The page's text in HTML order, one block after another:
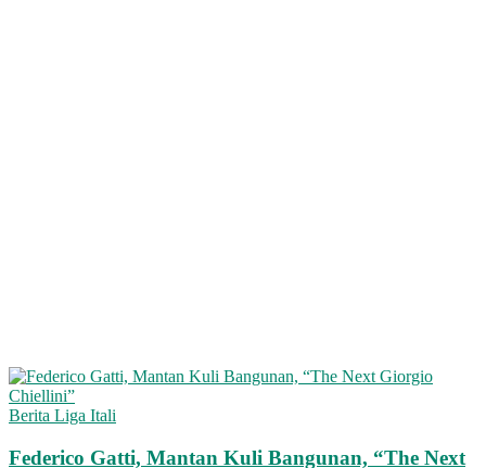
Berita Liga Itali
Federico Gatti, Mantan Kuli Bangunan, “The Next